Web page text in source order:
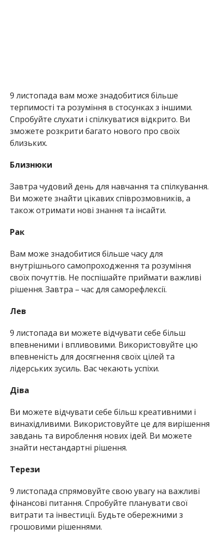
9 листопада вам може знадобитися більше
терпимості та розуміння в стосунках з іншими.
Спробуйте слухати і спілкуватися відкрито. Ви
зможете розкрити багато нового про своїх
близьких.
Близнюки
Завтра чудовий день для навчання та спілкування.
Ви можете знайти цікавих співрозмовників, а
також отримати нові знання та інсайти.
Рак
Вам може знадобитися більше часу для
внутрішнього самопроходження та розуміння
своїх почуттів. Не поспішайте приймати важливі
рішення. Завтра – час для саморефлексії.
Лев
9 листопада ви можете відчувати себе більш
впевненими і впливовими. Використовуйте цю
впевненість для досягнення своїх цілей та
лідерських зусиль. Вас чекають успіхи.
Діва
Ви можете відчувати себе більш креативними і
винахідливими. Використовуйте це для вирішення
завдань та вироблення нових ідей. Ви можете
знайти нестандартні рішення.
Терези
9 листопада спрямовуйте свою увагу на важливі
фінансові питання. Спробуйте планувати свої
витрати та інвестиції. Будьте обережними з
грошовими рішеннями.